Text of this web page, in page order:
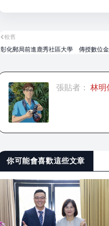
較舊
彰化郵局前進鹿秀社區大學 傳授數位
張貼者： 林明
你可能會喜歡這些文章